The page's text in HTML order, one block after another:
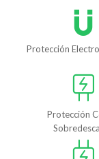
Protección
Protección